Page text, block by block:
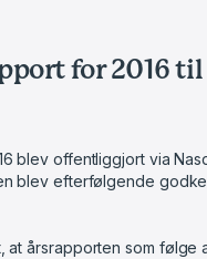
for 2016 til
blev offentliggjort via
blev efterfølgende
at årsrapporten som følge